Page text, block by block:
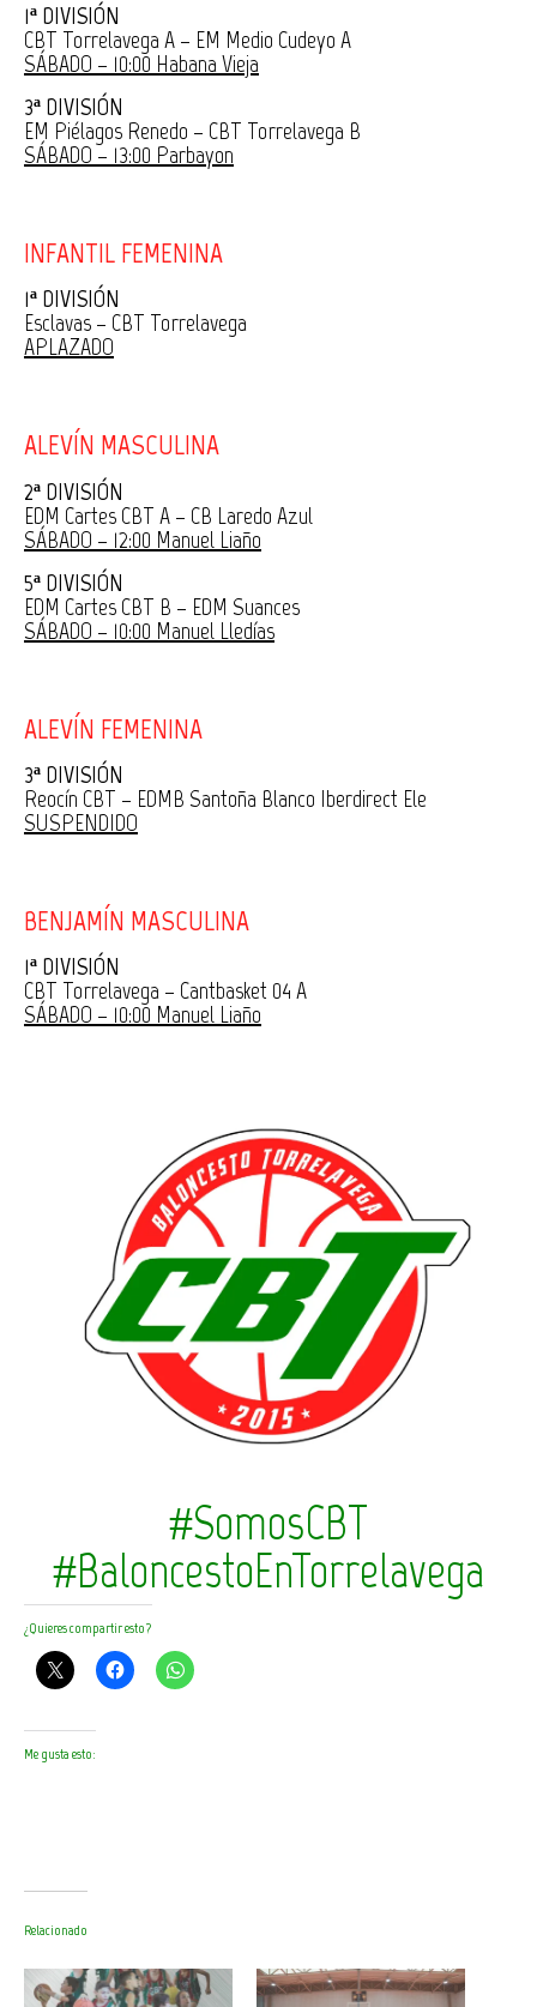
1ª DIVISIÓN
CBT Torrelavega A – EM Medio Cudeyo A
SÁBADO – 10:00 Habana Vieja
3ª DIVISIÓN
EM Piélagos Renedo – CBT Torrelavega B
SÁBADO – 13:00 Parbayon
INFANTIL FEMENINA
1ª DIVISIÓN
Esclavas – CBT Torrelavega
APLAZADO
ALEVÍN MASCULINA
2ª DIVISIÓN
EDM Cartes CBT A – CB Laredo Azul
SÁBADO – 12:00 Manuel Liaño
5ª DIVISIÓN
EDM Cartes CBT B – EDM Suances
SÁBADO – 10:00 Manuel Lledías
ALEVÍN FEMENINA
3ª DIVISIÓN
Reocín CBT – EDMB Santoña Blanco Iberdirect Ele
SUSPENDIDO
BENJAMÍN MASCULINA
1ª DIVISIÓN
CBT Torrelavega – Cantbasket 04 A
SÁBADO – 10:00 Manuel Liaño
#SomosCBT
#BaloncestoEnTorrelavega
¿Quieres compartir esto?
Me gusta esto:
Relacionado